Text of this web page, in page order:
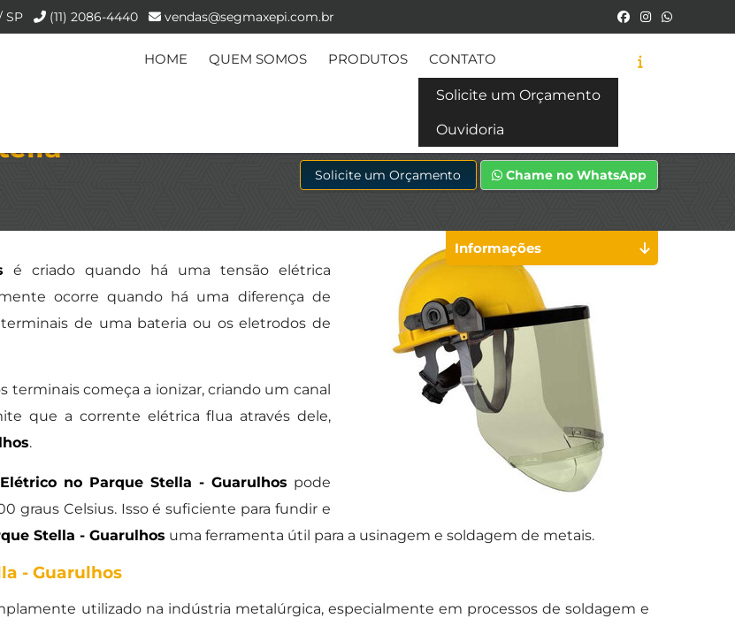
SP (11) 2086-4440 vendas@segmaxepi.com.br
HOME QUEM SOMOS PRODUTOS CONTATO
Solicite um Orçamento
Ouvidoria
-
Solicite um Orçamento Chame no WhatsApp
é criado quando há uma tensão elétrica
ocorre quando há uma diferença de
de uma bateria ou os eletrodos de
terminais começa a ionizar, criando um canal
que a corrente elétrica flua através dele,
.
no Parque Stella - Guarulhos pode
graus Celsius. Isso é suficiente para fundir e
Stella - Guarulhos uma ferramenta útil para a usinagem e soldagem de metais.
- Guarulhos
utilizado na indústria metalúrgica, especialmente em processos de soldagem e
Informações